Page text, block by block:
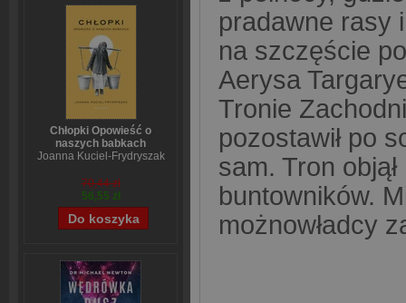
Chłopki Opowieść o
naszych babkach
Joanna Kuciel-Frydryszak
70,44 zł
56,55 zł
pradawne rasy
na szczęście
Aerysa
Tronie
pozostawił po
sam. Tron
buntowników.
możnowładcy